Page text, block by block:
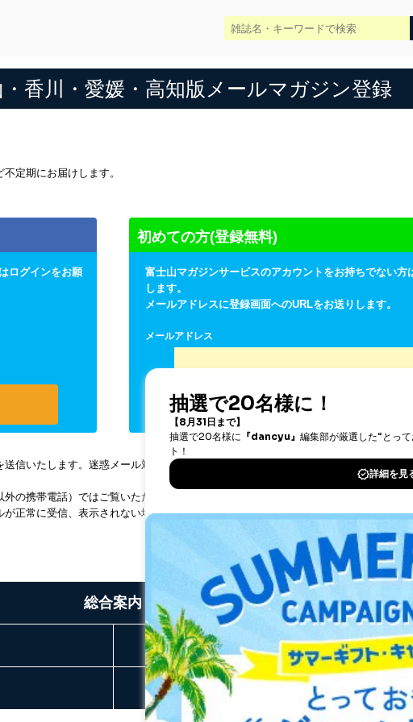
香川・愛媛・高知版メールマガジン登録
定期にお届けします。
ログインをお願
初めての方(登録無料)
富士山マガジンサービスのアカウントをお持ちでない方
します。
メールアドレスに登録画面へのURLをお送りします。
メールアドレス
送信
信いたします。迷惑メール対策設定をされている場合、「fujisan.co.jp」からのメー
の携帯電話）ではご覧いただけません。パソコン、スマートフォン、タブレットより
正常に受信、表示されない場合があります。
総合案内
採用情報
お問い合わせ